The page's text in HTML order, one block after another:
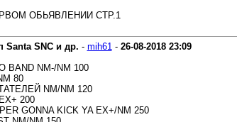
ОБЬЯВЛЕНИИ СТР.1
Santa SNC и др. - mih61- 26-08-2018 23:09
BAND NM-/NM 100
80
NM/NM 120
200
GONNA KICK YA EX+/NM 250